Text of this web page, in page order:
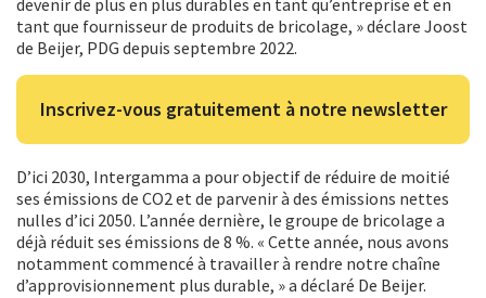
devenir de plus en plus durables en tant qu’entreprise et en
tant que fournisseur de produits de bricolage, » déclare Joost
de Beijer, PDG depuis septembre 2022.
Inscrivez-vous gratuitement à notre newsletter
D’ici 2030, Intergamma a pour objectif de réduire de moitié
ses émissions de CO2 et de parvenir à des émissions nettes
nulles d’ici 2050. L’année dernière, le groupe de bricolage a
déjà réduit ses émissions de 8 %. « Cette année, nous avons
notamment commencé à travailler à rendre notre chaîne
d’approvisionnement plus durable, » a déclaré De Beijer.